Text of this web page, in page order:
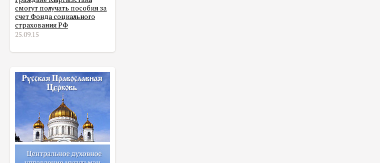
смогут получать пособия за
счет Фонда социального
страхования РФ
25.09.15